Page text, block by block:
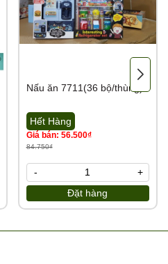
Nấu ăn 7711(36 bộ/thùng)
Hết Hàng
Giá bán: 56.500₫
84.750₫
Đặt hàng
- +